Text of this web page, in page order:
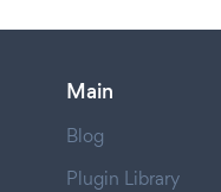
Main
Blog
Plugin Library